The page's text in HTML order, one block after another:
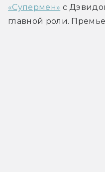
«Супермен» с
главной роли.